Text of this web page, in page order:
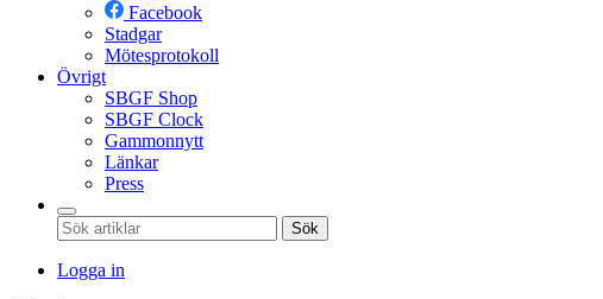
Facebook
Stadgar
Mötesprotokoll
Övrigt
SBGF Shop
SBGF Clock
Gammonnytt
Länkar
Press
Sök
Logga in